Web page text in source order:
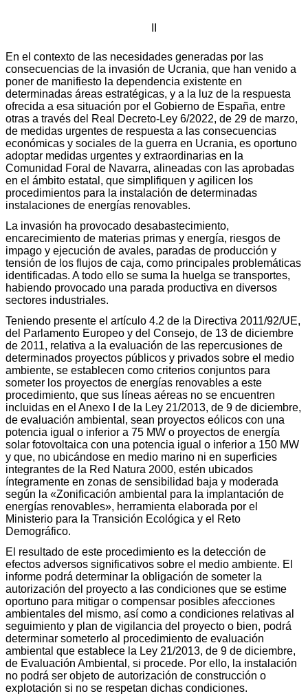
En el contexto de las necesidades generadas por las
consecuencias de la invasión de Ucrania, que han venido a
poner de manifiesto la dependencia existente en
determinadas áreas estratégicas, y a la luz de la respuesta
ofrecida a esa situación por el Gobierno de España, entre
otras a través del Real Decreto-Ley 6/2022, de 29 de marzo,
de medidas urgentes de respuesta a las consecuencias
económicas y sociales de la guerra en Ucrania, es oportuno
adoptar medidas urgentes y extraordinarias en la
Comunidad Foral de Navarra, alineadas con las aprobadas
en el ámbito estatal, que simplifiquen y agilicen los
procedimientos para la instalación de determinadas
instalaciones de energías renovables.
La invasión ha provocado desabastecimiento,
encarecimiento de materias primas y energía, riesgos de
impago y ejecución de avales, paradas de producción y
tensión de los flujos de caja, como principales problemáticas
identificadas. A todo ello se suma la huelga se transportes,
habiendo provocado una parada productiva en diversos
sectores industriales.
Teniendo presente el artículo 4.2 de la Directiva 2011/92/UE,
del Parlamento Europeo y del Consejo, de 13 de diciembre
de 2011, relativa a la evaluación de las repercusiones de
determinados proyectos públicos y privados sobre el medio
ambiente, se establecen como criterios conjuntos para
someter los proyectos de energías renovables a este
procedimiento, que sus líneas aéreas no se encuentren
incluidas en el Anexo I de la Ley 21/2013, de 9 de diciembre,
de evaluación ambiental, sean proyectos eólicos con una
potencia igual o inferior a 75 MW o proyectos de energía
solar fotovoltaica con una potencia igual o inferior a 150 MW
y que, no ubicándose en medio marino ni en superficies
integrantes de la Red Natura 2000, estén ubicados
íntegramente en zonas de sensibilidad baja y moderada
según la «Zonificación ambiental para la implantación de
energías renovables», herramienta elaborada por el
Ministerio para la Transición Ecológica y el Reto
Demográfico.
El resultado de este procedimiento es la detección de
efectos adversos significativos sobre el medio ambiente. El
informe podrá determinar la obligación de someter la
autorización del proyecto a las condiciones que se estime
oportuno para mitigar o compensar posibles afecciones
ambientales del mismo, así como a condiciones relativas al
seguimiento y plan de vigilancia del proyecto o bien, podrá
determinar someterlo al procedimiento de evaluación
ambiental que establece la Ley 21/2013, de 9 de diciembre,
de Evaluación Ambiental, si procede. Por ello, la instalación
no podrá ser objeto de autorización de construcción o
explotación si no se respetan dichas condiciones.